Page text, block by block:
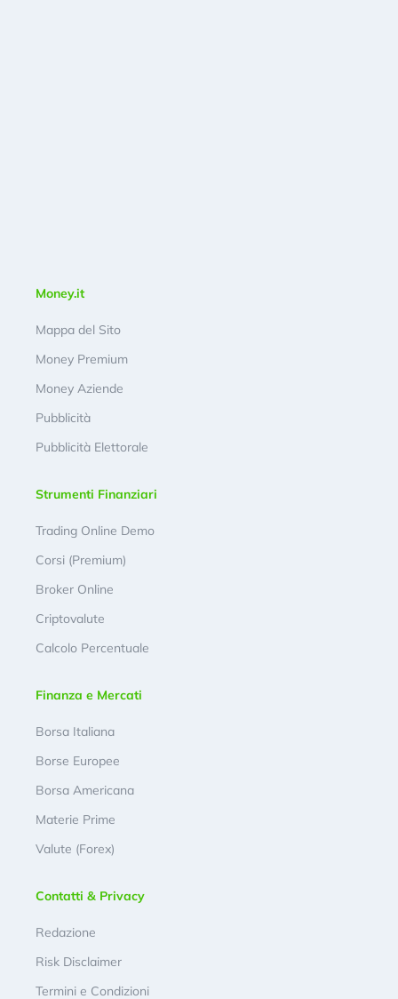
Money.it
Mappa del Sito
Money Premium
Money Aziende
Pubblicità
Pubblicità Elettorale
Strumenti Finanziari
Trading Online Demo
Corsi (Premium)
Broker Online
Criptovalute
Calcolo Percentuale
Finanza e Mercati
Borsa Italiana
Borse Europee
Borsa Americana
Materie Prime
Valute (Forex)
Contatti & Privacy
Redazione
Risk Disclaimer
Termini e Condizioni